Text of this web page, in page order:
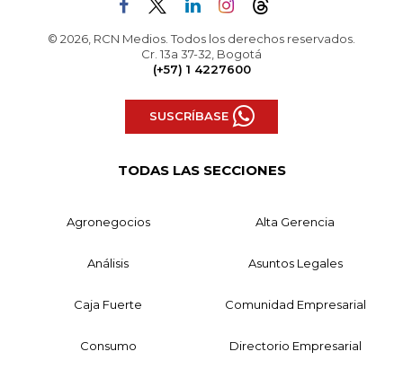
© 2026, RCN Medios. Todos los derechos reservados.
Cr. 13a 37-32, Bogotá
(+57) 1 4227600
SUSCRÍBASE
TODAS LAS SECCIONES
Agronegocios Alta Gerencia
Análisis Asuntos Legales
Caja Fuerte Comunidad Empresarial
Consumo Directorio Empresarial